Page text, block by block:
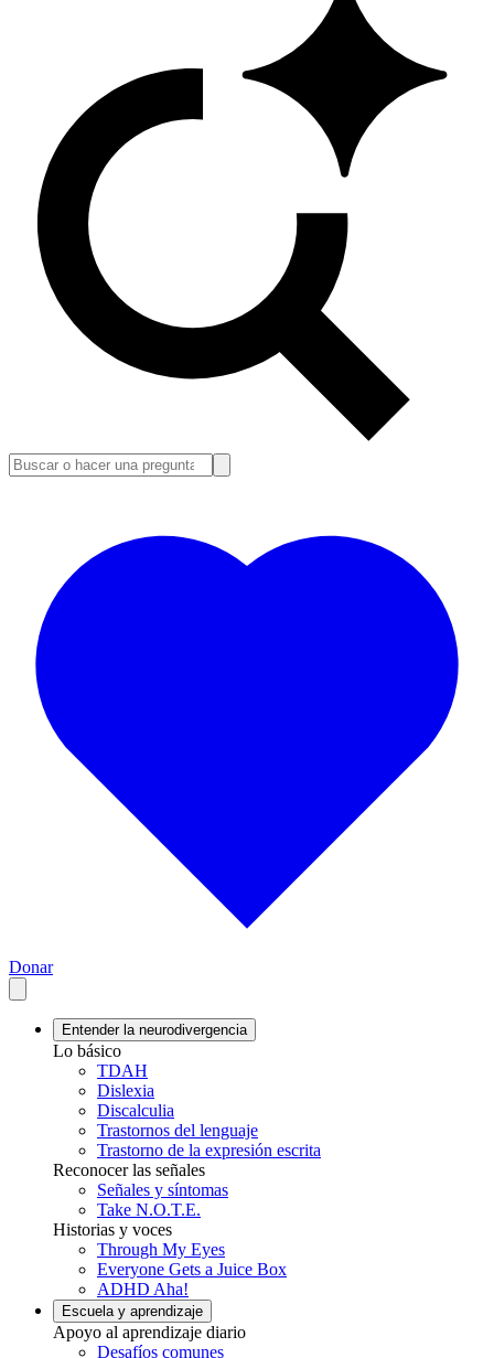
Donar
Entender la neurodivergencia
Lo básico
TDAH
Dislexia
Discalculia
Trastornos del lenguaje
Trastorno de la expresión escrita
Reconocer las señales
Señales y síntomas
Take N.O.T.E.
Historias y voces
Through My Eyes
Everyone Gets a Juice Box
ADHD Aha!
Escuela y aprendizaje
Apoyo al aprendizaje diario
Desafíos comunes